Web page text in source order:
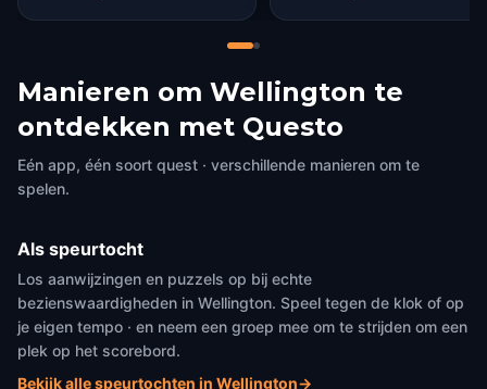
Manieren om Wellington te
ontdekken met Questo
Eén app, één soort quest · verschillende manieren om te
spelen.
Als speurtocht
Los aanwijzingen en puzzels op bij echte
bezienswaardigheden in Wellington. Speel tegen de klok of op
je eigen tempo · en neem een groep mee om te strijden om een
plek op het scorebord.
Bekijk alle speurtochten in Wellington→